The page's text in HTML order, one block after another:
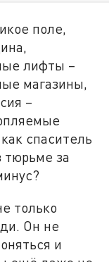
поле,
лифты –
магазины,
–
спаситель
тюрьме за
только
Он не
и